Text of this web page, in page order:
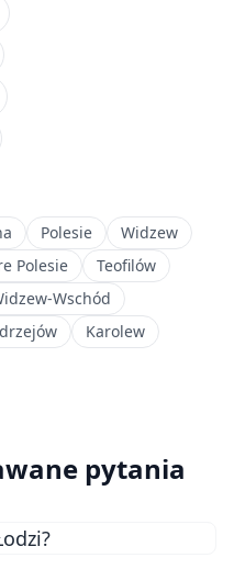
Polesie
Widzew
Polesie
Teofilów
Wschód
Karolew
pytania